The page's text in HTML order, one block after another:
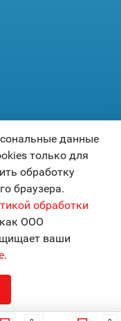
данные
только для
обработку
браузера.
обработки
ООО
ваши
.